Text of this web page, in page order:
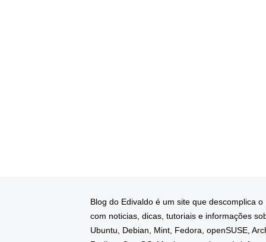
Blog do Edivaldo é um site que descomplica o
com noticias, dicas, tutoriais e informações
Ubuntu, Debian, Mint, Fedora, openSUSE,